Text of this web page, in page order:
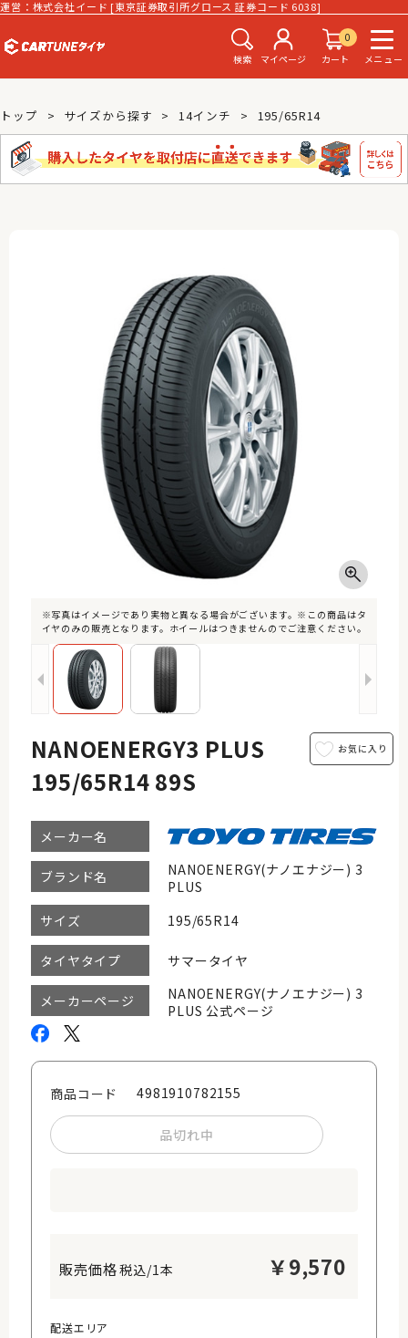
運営：株式会社イード [東京証券取引所グロース 証券コード 6038]
検索 マイページ
0
カート
メニュー
トップ サイズから探す 14インチ 195/65R14
※写真はイメージであり実物と異なる場合がございます。※この商品はタ
イヤのみの販売となります。ホイールはつきませんのでご注意ください。
NANOENERGY3 PLUS
195/65R14 89S
メーカー名
ブランド名
NANOENERGY(ナノエナジー) 3
PLUS
サイズ
195/65R14
タイヤタイプ サマータイヤ
メーカーページ
NANOENERGY(ナノエナジー) 3
PLUS 公式ページ
商品コード 4981910782155
品切れ中
税込/1本 ￥9,570
配送エリア